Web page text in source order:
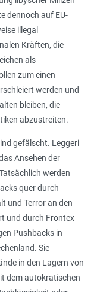
dennoch auf EU-
illegal
Kräften, die
als
zum einen
werden und
bleiben, die
abzustreiten.
gefälscht. Leggeri
Ansehen der
werden
quer durch
und Terror an den
und durch Frontex
Pushbacks in
Sie
in den Lagern von
dem autokratischen